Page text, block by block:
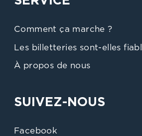
Comment ça marche ?
Les billetteries sont-elles
À propos de nous
SUIVEZ-NOUS
Facebook